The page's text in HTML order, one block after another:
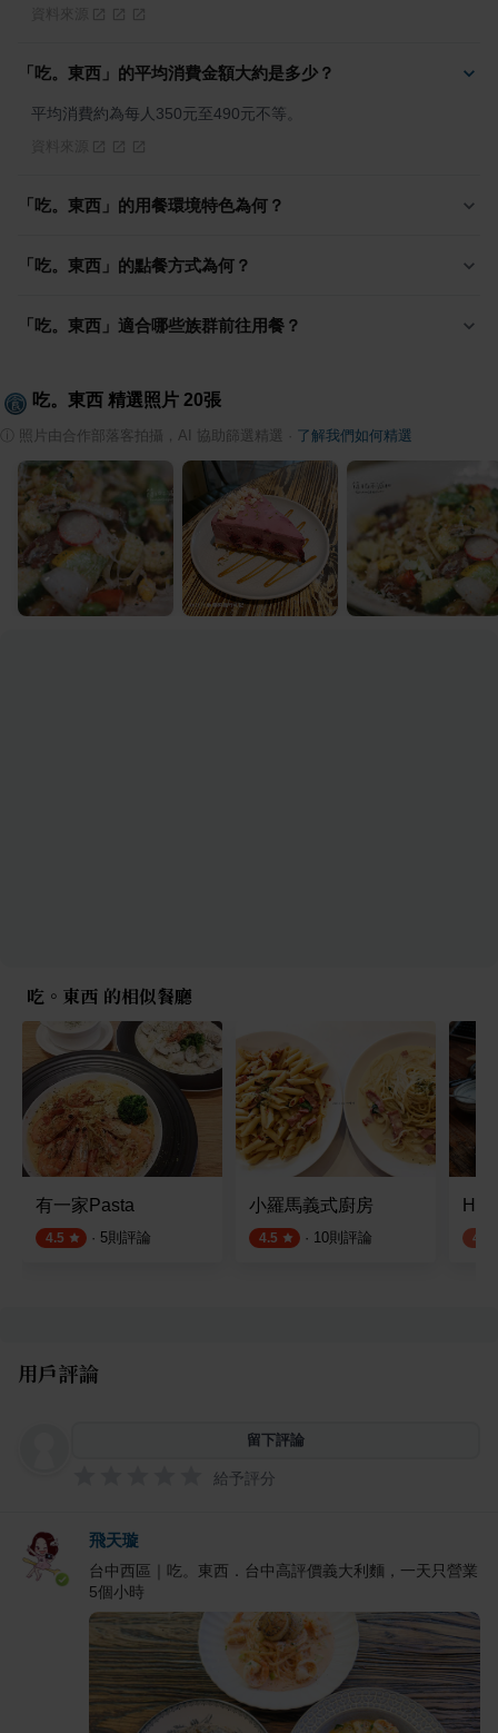
「吃。東西」的平均消費金額大約是多少？
平均消費約為每人350元至490元不等。
「吃。東西」的用餐環境特色為何？
「吃。東西」的點餐方式為何？
「吃。東西」適合哪些族群前往用餐？
吃。東西 精選照片 20張
照片由合作部落客拍攝，AI 協助篩選精選 了解我們如何精選
吃。東西 的相似餐廳
有一家Pasta
4.5 · 5則評論
小羅馬義式廚房
4.5 · 10則評論 4.1
用戶評論
留下評論
給予評分
飛天璇
台中西區｜吃。東西．台中高評價義大利麵，一天只營業
5個小時